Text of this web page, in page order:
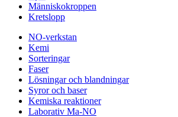
Människokroppen
Kretslopp
NO-verkstan
Kemi
Sorteringar
Faser
Lösningar och blandningar
Syror och baser
Kemiska reaktioner
Laborativ Ma-NO